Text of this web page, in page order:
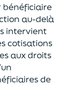
bénéficiaire
au-delà
intervient
cotisations
aux droits
de